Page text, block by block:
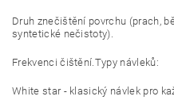
Druh znečištění povrchu (prach,
syntetické nečistoty).
Frekvenci čištění.Typy návleků:
White star - klasický návlek pro